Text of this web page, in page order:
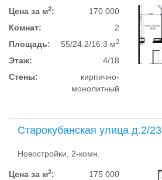
Цена за м2:
170 000
Комнат:
2
Площадь:
55/24.2/16.3 м2
Этаж:
4/18
Стены:
кирпично-
монолитный
Старокубанская улица д.2/23
Новостройки, 2-комн.
Цена за м2:
175 000